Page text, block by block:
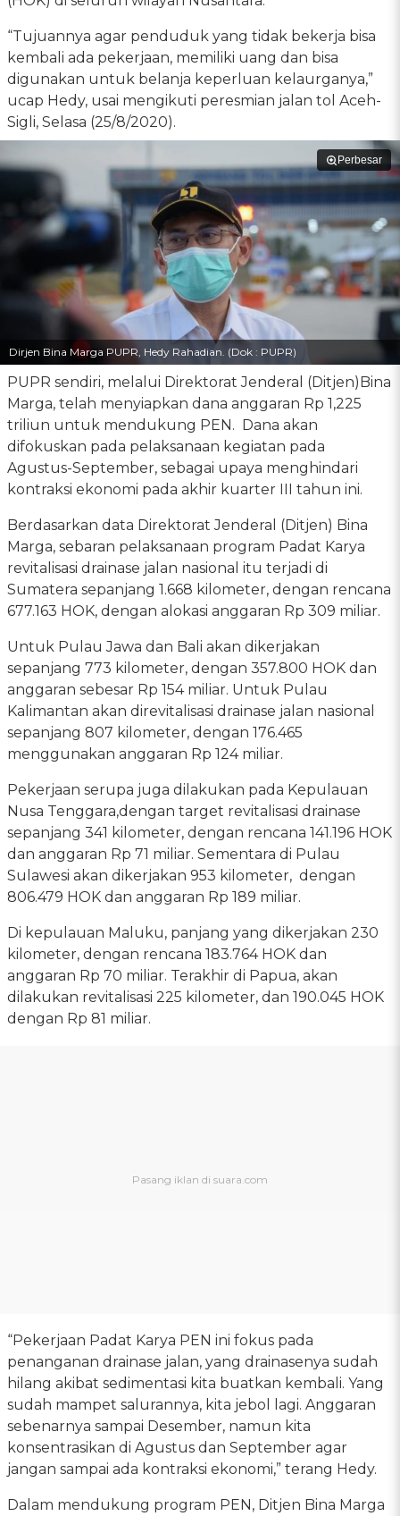
“Tujuannya agar penduduk yang tidak bekerja bisa
kembali ada pekerjaan, memiliki uang dan bisa
digunakan untuk belanja keperluan kelaurganya,”
ucap Hedy, usai mengikuti peresmian jalan tol Aceh-
Sigli, Selasa (25/8/2020).
Perbesar
Dirjen Bina Marga PUPR, Hedy Rahadian. (Dok : PUPR)
PUPR sendiri, melalui Direktorat Jenderal (Ditjen)Bina
Marga, telah menyiapkan dana anggaran Rp 1,225
triliun untuk mendukung PEN. Dana akan
difokuskan pada pelaksanaan kegiatan pada
Agustus-September, sebagai upaya menghindari
kontraksi ekonomi pada akhir kuarter III tahun ini.
Berdasarkan data Direktorat Jenderal (Ditjen) Bina
Marga, sebaran pelaksanaan program Padat Karya
revitalisasi drainase jalan nasional itu terjadi di
Sumatera sepanjang 1.668 kilometer, dengan rencana
677.163 HOK, dengan alokasi anggaran Rp 309 miliar.
Untuk Pulau Jawa dan Bali akan dikerjakan
sepanjang 773 kilometer, dengan 357.800 HOK dan
anggaran sebesar Rp 154 miliar. Untuk Pulau
Kalimantan akan direvitalisasi drainase jalan nasional
sepanjang 807 kilometer, dengan 176.465
menggunakan anggaran Rp 124 miliar.
Pekerjaan serupa juga dilakukan pada Kepulauan
Nusa Tenggara,dengan target revitalisasi drainase
sepanjang 341 kilometer, dengan rencana 141.196 HOK
dan anggaran Rp 71 miliar. Sementara di Pulau
Sulawesi akan dikerjakan 953 kilometer, dengan
806.479 HOK dan anggaran Rp 189 miliar.
Di kepulauan Maluku, panjang yang dikerjakan 230
kilometer, dengan rencana 183.764 HOK dan
anggaran Rp 70 miliar. Terakhir di Papua, akan
dilakukan revitalisasi 225 kilometer, dan 190.045 HOK
dengan Rp 81 miliar.
“Pekerjaan Padat Karya PEN ini fokus pada
penanganan drainase jalan, yang drainasenya sudah
hilang akibat sedimentasi kita buatkan kembali. Yang
sudah mampet salurannya, kita jebol lagi. Anggaran
sebenarnya sampai Desember, namun kita
konsentrasikan di Agustus dan September agar
jangan sampai ada kontraksi ekonomi,” terang Hedy.
Dalam mendukung program PEN, Ditjen Bina Marga